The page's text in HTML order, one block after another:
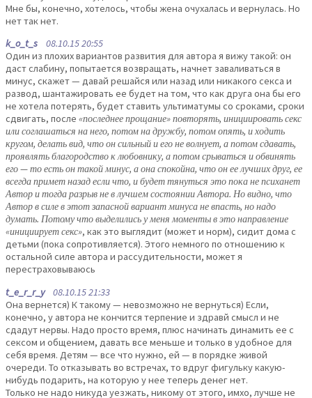
Мне бы, конечно, хотелось, чтобы жена очухалась и вернулась. Но
нет так нет.
k_o_t_s 08.10.15 20:55
Один из плохих вариантов развития для автора я вижу такой: он
даст слабину, попытается возвращать, начнет заваливаться в
минус, скажет — давай решайся или назад или никакого секса и
развод, шантажировать ее будет на том, что как друга она бы его
не хотела потерять, будет ставить ультиматумы со сроками, сроки
сдвигать, после «последнее прощание» повторять, инициировать секс
или соглашаться на него, потом на дружбу, потом опять, и ходить
кругом, делать вид, что он сильный и его не волнует, а потом сдавать,
проявлять благородство к любовнику, а потом срываться и обвинять
его — то есть он такой минус, а она спокойна, что он ее лучших друг, ее
всегда примет назад если что, и будет тянуться это пока не психанет
Автор и тогда разрыв не в лучшем состоянии Автора. Но видно, что
Автор в силе в этот запасной вариант минуса не впасть, но надо
думать. Потому что выделились у меня моменты в это направление
«инициирует секс», как это выглядит (может и норм), сидит дома с
детьми (пока сопротивляется). Этого немного по отношению к
остальной силе автора и рассудительности, может я
перестраховываюсь
t_e_r_r_y08.10.15 21:33
Она вернется) К такому — невозможно не вернуться) Если,
конечно, у автора не кончится терпение и здравй смысл и не
сдадут нервы. Надо просто время, плюс начинать динамить ее с
сексом и общением, давать все меньше и только в удобное для
себя время. Детям — все что нужно, ей — в порядке живой
очереди. То отказывать во встречах, то вдруг фигульку какую-
нибудь подарить, на которую у нее теперь денег нет.
Только не надо никуда уезжать, никому от этого, имхо, лучше не